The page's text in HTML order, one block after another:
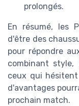
prolongés.
En résumé, les
d'être des
pour répondre
combinant
ceux qui
d'avantages
prochain match.